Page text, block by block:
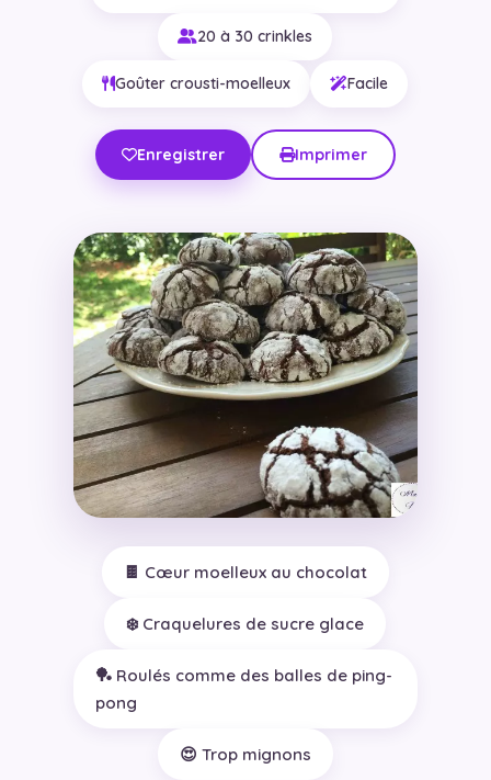
20 à 30 crinkles
Goûter crousti-moelleux Facile
Enregistrer Imprimer
🍫 Cœur moelleux au chocolat
❄️ Craquelures de sucre glace
🏓 Roulés comme des balles de ping-
pong
😍 Trop mignons